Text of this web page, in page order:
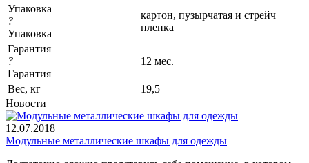
Упаковка
?
Упаковка
картон, пузырчатая и стрейч
пленка
Гарантия
?
Гарантия
12 мес.
Вес, кг
19,5
Новости
12.07.2018
Модульные металлические шкафы для одежды